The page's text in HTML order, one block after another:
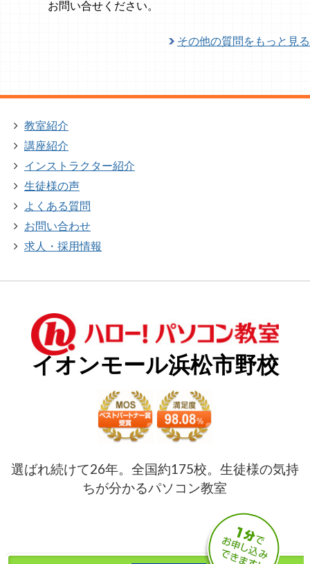
お問い合せください。
その他の質問をもっと見る
教室紹介
講座紹介
インストラクター紹介
生徒様の声
よくある質問
お問い合わせ
求人・採用情報
イオンモール浜松市野校
選ばれ続けて26年。全国約175校。生徒様の気持
ちが分かるパソコン教室